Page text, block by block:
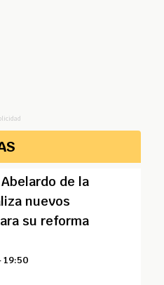
de la
nuevos
su reforma
19:50